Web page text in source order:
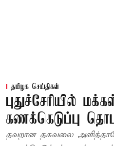
தமிழக செய்திகள்
புதுச்சேரியில்
கணக்கெடுப்பு
தவறான தகவலை